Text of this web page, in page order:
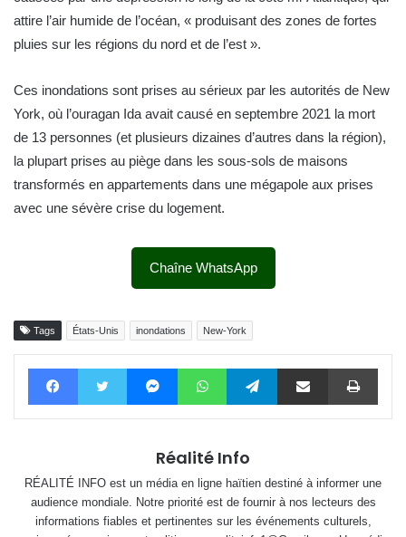
attire l’air humide de l’océan, « produisant des zones de fortes
pluies sur les régions du nord et de l’est ».
Ces inondations sont prises au sérieux par les autorités de New
York, où l’ouragan Ida avait causé en septembre 2021 la mort
de 13 personnes (et plusieurs dizaines d’autres dans la région),
la plupart prises au piège dans les sous-sols de maisons
transformés en appartements dans une mégapole aux prises
avec une sévère crise du logement.
Chaîne WhatsApp
Tags États-Unis inondations New-York
FacebookTwitter MessengerWhatsAppTelegram Partager par email
Réalité Info
RÉALITÉ INFO est un média en ligne haïtien destiné à informer une
audience mondiale. Notre priorité est de fournir à nos lecteurs des
informations fiables et pertinentes sur les événements culturels,